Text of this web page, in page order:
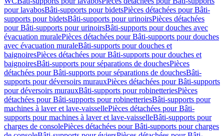
pour lavabosBâti-supports pour bidetsPièces détachées pour Bâti-
supports pour bidetsBâti-supports pour urinoirsPièces détachées
pour Bâti-supports pour urinoirsBâti-supports pour douches avec
évacuation muralePièces détachées pour Bâti-supports pour douches
avec évacuation muraleBâti-supports pour douches et
baignoiresPièces détachées pour Bâti-supports pour douches et
baignoiresBâti-supports pour séparations de douchesPièces
détachées pour Bâti-supports pour séparations de douchesBâti-
supports pour déversoirs murauxPièces détachées pour Bâti-supports
pour déversoirs murauxBâti-supports pour robinetteriesPièces
détachées pour Bâti-supports pour robinetteriesBâti-supports pour
machines à laver et lave-vaissellePièces détachées pour Bâti-
supports pour machines à laver et lave-vaisselleBâti-supports pour
charges de consolePièces détachées pour Bâti-supports pour charges